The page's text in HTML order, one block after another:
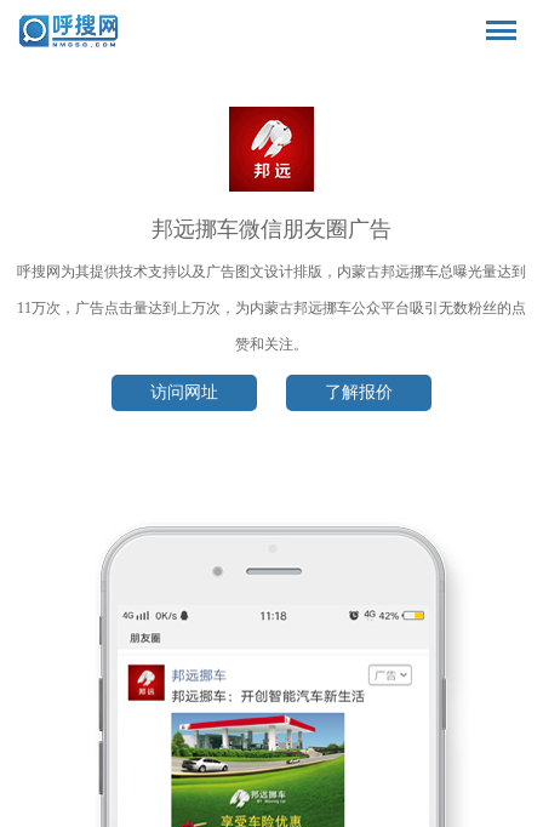
邦远挪车微信朋友圈广告
呼搜网为其提供技术支持以及广告图文设计排版，内蒙古邦远挪车总曝光量达到
11万次，广告点击量达到上万次，为内蒙古邦远挪车公众平台吸引无数粉丝的点
赞和关注。
访问网址 了解报价